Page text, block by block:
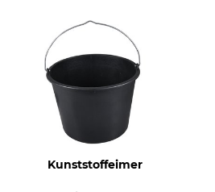
Kunststoffeimer